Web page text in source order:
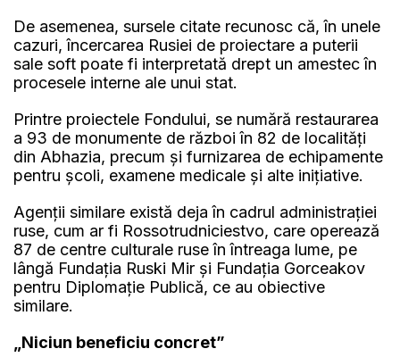
De asemenea, sursele citate recunosc că, în unele
cazuri, încercarea Rusiei de proiectare a puterii
sale soft poate fi interpretată drept un amestec în
procesele interne ale unui stat.
Printre proiectele Fondului, se numără restaurarea
a 93 de monumente de război în 82 de localităţi
din Abhazia, precum şi furnizarea de echipamente
pentru şcoli, examene medicale şi alte iniţiative.
Agenţii similare există deja în cadrul administraţiei
ruse, cum ar fi Rossotrudniciestvo, care operează
87 de centre culturale ruse în întreaga lume, pe
lângă Fundaţia Ruski Mir şi Fundaţia Gorceakov
pentru Diplomaţie Publică, ce au obiective
similare.
„Niciun beneficiu concret”